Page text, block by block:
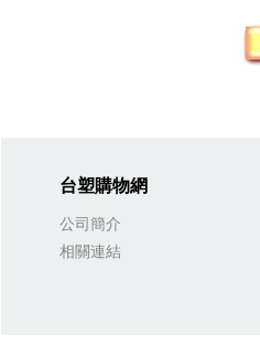
台塑購物網
公司簡介
相關連結